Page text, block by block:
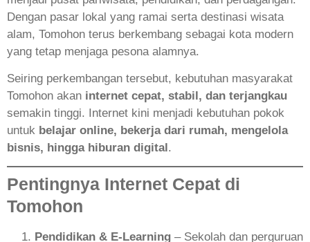
Dengan pasar lokal yang ramai serta destinasi wisata
alam, Tomohon terus berkembang sebagai kota modern
yang tetap menjaga pesona alamnya.
Seiring perkembangan tersebut, kebutuhan masyarakat
Tomohon akan internet cepat, stabil, dan terjangkau
semakin tinggi. Internet kini menjadi kebutuhan pokok
untuk belajar online, bekerja dari rumah, mengelola
bisnis, hingga hiburan digital.
Pentingnya Internet Cepat di
Tomohon
Pendidikan & E-Learning – Sekolah dan perguruan